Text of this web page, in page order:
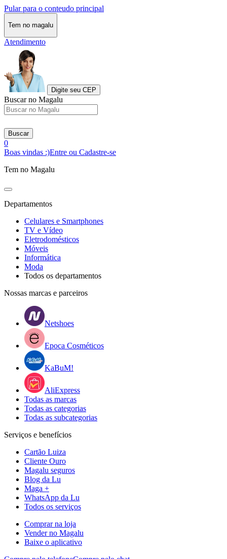
Pular para o conteudo principal
Tem no magalu
Atendimento
Digite seu CEP
Buscar no Magalu
Buscar
0
Boas vindas :)Entre ou Cadastre-se
Tem no Magalu
Departamentos
Celulares e Smartphones
TV e Vídeo
Eletrodomésticos
Móveis
Informática
Moda
Todos os departamentos
Nossas marcas e parceiros
Netshoes
Epoca Cosméticos
KaBuM!
AliExpress
Todas as marcas
Todas as categorias
Todas as subcategorias
Serviços e benefícios
Cartão Luiza
Cliente Ouro
Magalu seguros
Blog da Lu
Maga +
WhatsApp da Lu
Todos os serviços
Comprar na loja
Vender no Magalu
Baixe o aplicativo